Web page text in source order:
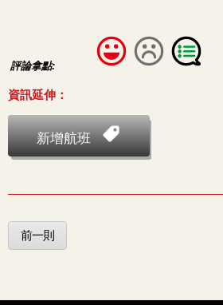
評論拿點:
資訊延伸：
新增航班
前一則